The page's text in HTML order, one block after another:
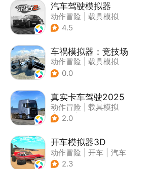
汽车驾驶模拟器
动作冒险
载具模拟
| 汽车
4.5
车祸模拟器：竞技场
动作冒险
载具模拟
| 赛车
0.0
真实卡车驾驶2025
动作冒险
载具模拟
| 汽车
2.0
开车模拟器3D
动作冒险 开车
汽车
| 卡通
2.3